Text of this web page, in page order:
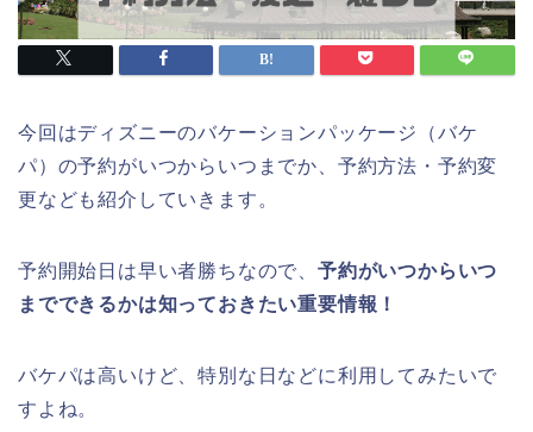
今回はディズニーのバケーションパッケージ（バケ
パ）の予約がいつからいつまでか、予約方法・予約変
更なども紹介していきます。
予約開始日は早い者勝ちなので、 予約がいつからいつ
までできるかは知っておきたい重要情報！
バケパは高いけど、特別な日などに利用してみたいで
すよね。